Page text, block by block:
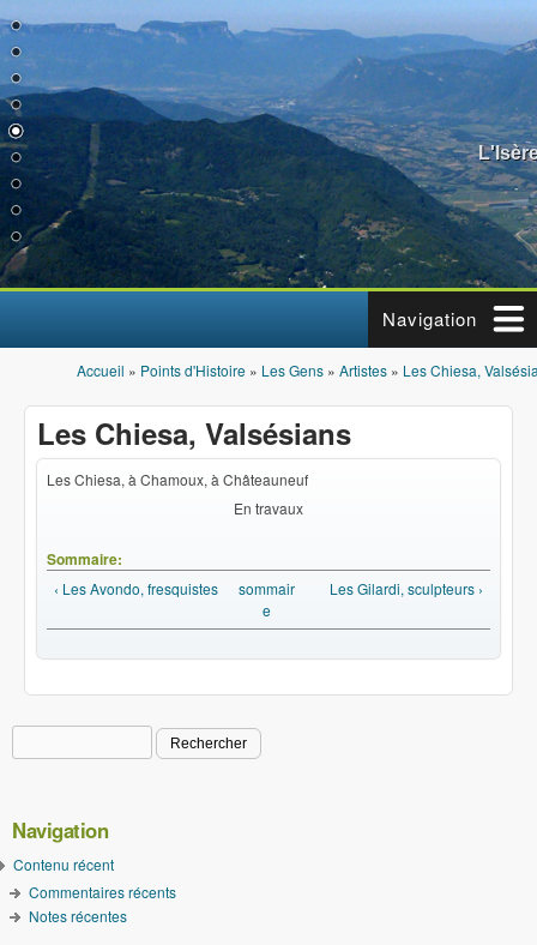
Aller au contenu principal
Navigation
Vous êtes ici
Accueil » Points d'Histoire » Les Gens » Artistes » Les Chiesa,
Les Chiesa, Valsésians
Les Chiesa, à Chamoux, à Châteauneuf
En travaux
Sommaire:
‹ Les Avondo, fresquistes
sommair
e
Les Gilardi, sculpteurs ›
Formulaire de recherche
Navigation
Contenu récent
Commentaires récents
Notes récentes